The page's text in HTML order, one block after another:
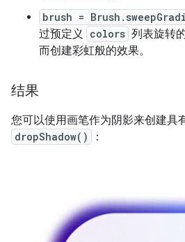
brush =
过预定义
colors 列表旋转
而创建彩虹般的效果。
结果
您可以使用画笔作为阴影来创建具
dropShadow() ：